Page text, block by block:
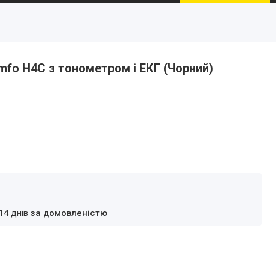
H4C з тонометром і ЕКГ (Чорний)
днів за домовленістю